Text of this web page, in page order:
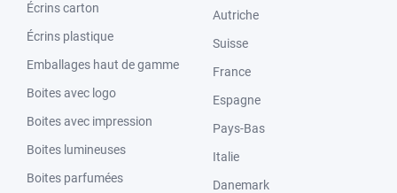
Écrins carton
Écrins plastique
Emballages haut de gamme
Boites avec logo
Boites avec impression
Boites lumineuses
Boites parfumées
Autriche
Suisse
France
Espagne
Pays-Bas
Italie
Danemark